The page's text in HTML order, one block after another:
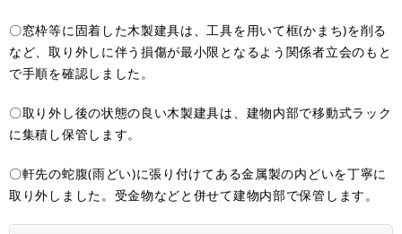
〇窓枠等に固着した木製建具は、工具を用いて框(かまち)を削る
など、取り外しに伴う損傷が最小限となるよう関係者立会のもと
で手順を確認しました。
〇取り外し後の状態の良い木製建具は、建物内部で移動式ラック
に集積し保管します。
〇軒先の蛇腹(雨どい)に張り付けてある金属製の内どいを丁寧に
取り外しました。受金物などと併せて建物内部で保管します。